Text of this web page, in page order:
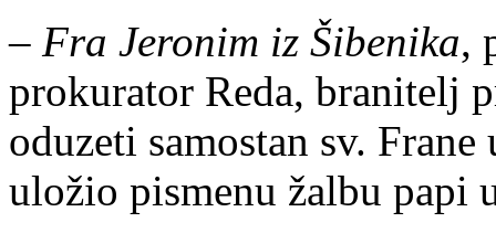
– Fra Jeronim iz Šibenika,
prokurator Reda, branitelj
oduzeti samostan sv.
uložio pismenu žalbu papi